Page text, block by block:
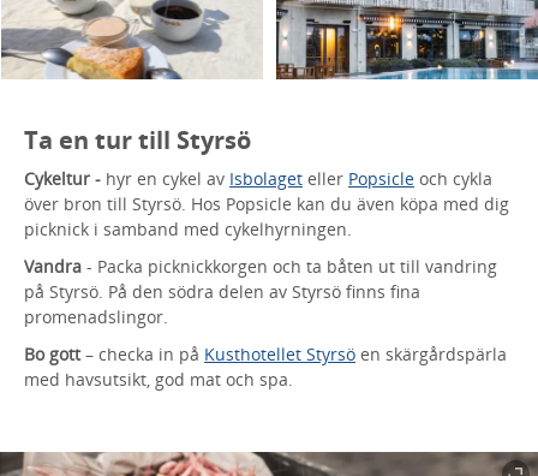
Ta en tur till Styrsö
Cykeltur - hyr en cykel av Isbolaget eller Popsicle och cykla
över bron till Styrsö. Hos Popsicle kan du även köpa med dig
picknick i samband med cykelhyrningen.
Vandra - Packa picknickkorgen och ta båten ut till vandring
på Styrsö. På den södra delen av Styrsö finns fina
promenadslingor.
Bo gott– checka in på Kusthotellet Styrsö en skärgårdspärla
med havsutsikt, god mat och spa.